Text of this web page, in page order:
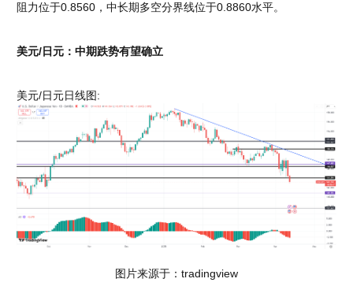
阻力位于0.8560，中长期多空分界线位于0.8860水平。
美元/日元：中期跌势有望确立
美元/日元日线图:
图片来源于：tradingview